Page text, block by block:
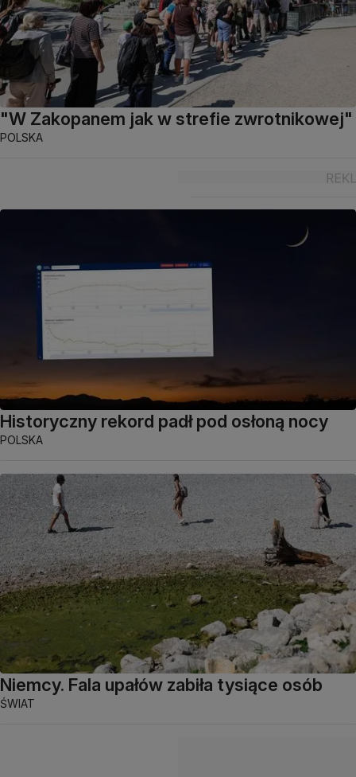
"W Zakopanem jak w strefie zwrotnikowej"
POLSKA
Historyczny rekord padł pod osłoną nocy
POLSKA
Niemcy. Fala upałów zabiła tysiące osób
ŚWIAT